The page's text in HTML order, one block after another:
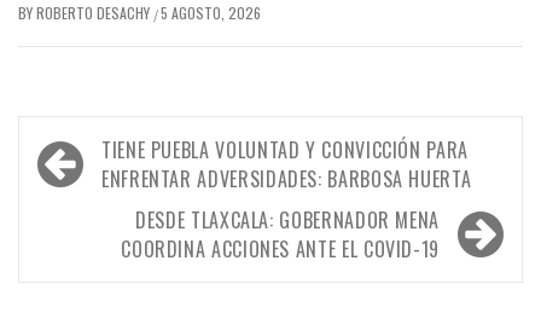
BYROBERTO DESACHY /5 AGOSTO, 2026
Navegación
de
entradas
TIENE PUEBLA VOLUNTAD Y CONVICCIÓN PARA
ENFRENTAR ADVERSIDADES: BARBOSA HUERTA
DESDE TLAXCALA: GOBERNADOR MENA
COORDINA ACCIONES ANTE EL COVID-19